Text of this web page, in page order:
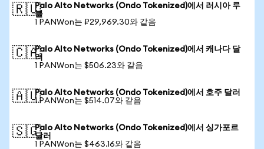
🇷🇺Palo Alto Networks (Ondo Tokenized)에서 러시아 루
블
1 PANWon는 ₽29,969.30와 같음
🇨🇦Palo Alto Networks (Ondo Tokenized)에서 캐나다 달
러
1 PANWon는 $506.23와 같음
🇦🇺Palo Alto Networks (Ondo Tokenized)에서 호주 달러
1 PANWon는 $514.07와 같음
🇸🇬Palo Alto Networks (Ondo Tokenized)에서 싱가포르
달러
1 PANWon는 $463.16와 같음